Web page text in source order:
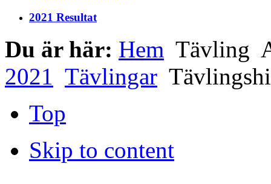
2021 Resultat
Du är här: Hem Tävling
2021
Tävlingar
Top
Skip to content